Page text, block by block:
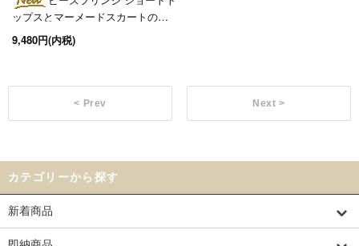
ップスとマーメードスカートのセ
ットアップ オケージョンドレス
9,480円(内税)
< Prev Next >
カテゴリーから探す
新着商品